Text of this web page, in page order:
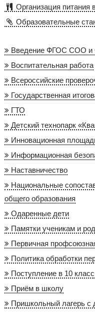
Организация питания
Образовательные
Введение ФГОС СОО
Воспитательная работа
Всероссийские
Государственная
ГТО
Детский технопарк
Инновационная
Информационная
Наставничество
Национальные
общего образования
Одаренные дети
Памятки ученикам и
Первичная
Политика обработки
Поступление в 10 класс
Приём в школу
Пришкольный лагерь